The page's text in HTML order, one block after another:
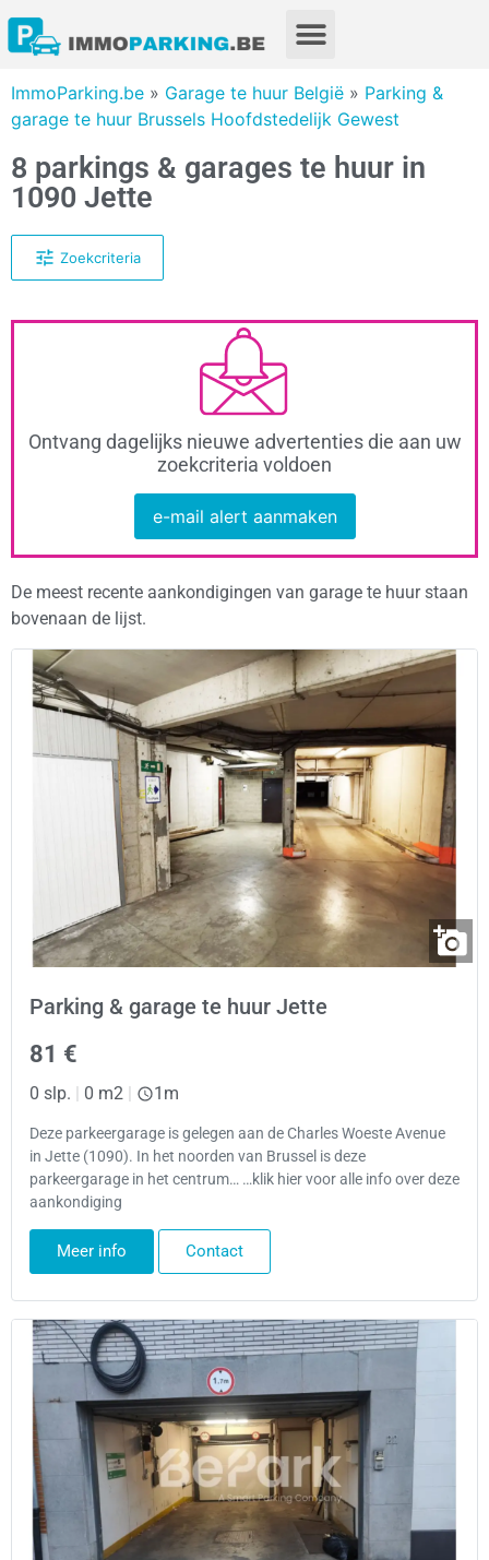
ImmoParking.be » Garage te huur België » Parking &
garage te huur Brussels Hoofdstedelijk Gewest
8 parkings & garages te huur in
1090 Jette
Zoekcriteria
Ontvang dagelijks nieuwe advertenties die aan uw
zoekcriteria voldoen
e-mail alert aanmaken
De meest recente aankondigingen van garage te huur staan
bovenaan de lijst.
Parking & garage te huur Jette
81 €
0 slp. | 0 m2 | 1m
Deze parkeergarage is gelegen aan de Charles Woeste Avenue
in Jette (1090). In het noorden van Brussel is deze
parkeergarage in het centrum… …klik hier voor alle info over deze
aankondiging
Meer info Contact